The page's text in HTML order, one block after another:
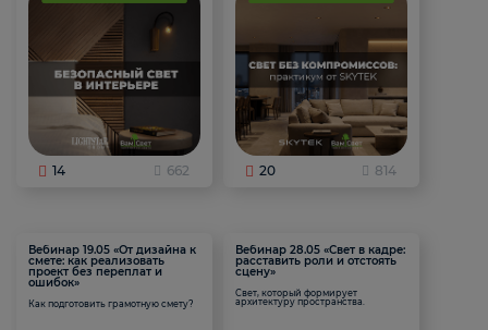
14 662 20 814
Вебинар 19.05 «От дизайна к
смете: как реализовать
проект без переплат и
ошибок»
Как подготовить грамотную смету?
Вебинар 28.05 «Свет в кадре:
расставить роли и отстоять
сцену»
Свет, который формирует
архитектуру пространства.